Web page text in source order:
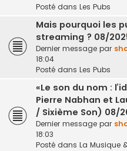
Posté dans Les Pubs
Mais pourquoi les
streaming ? 08/
Dernier message par
18:04
Posté dans Les Pubs
«Le son du nom :
Pierre Nabhan et
/ Sixième Son) 08/
Dernier message par
18:03
Posté dans La Musique